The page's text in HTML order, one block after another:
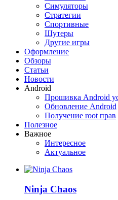
Симуляторы
Стратегии
Спортивные
Шутеры
Другие игры
Оформление
Обзоры
Статьи
Новости
Android
Прошивка Android
Обновление Android
Получение root прав
Полезное
Важное
Интересное
Актуальное
Ninja Chaos